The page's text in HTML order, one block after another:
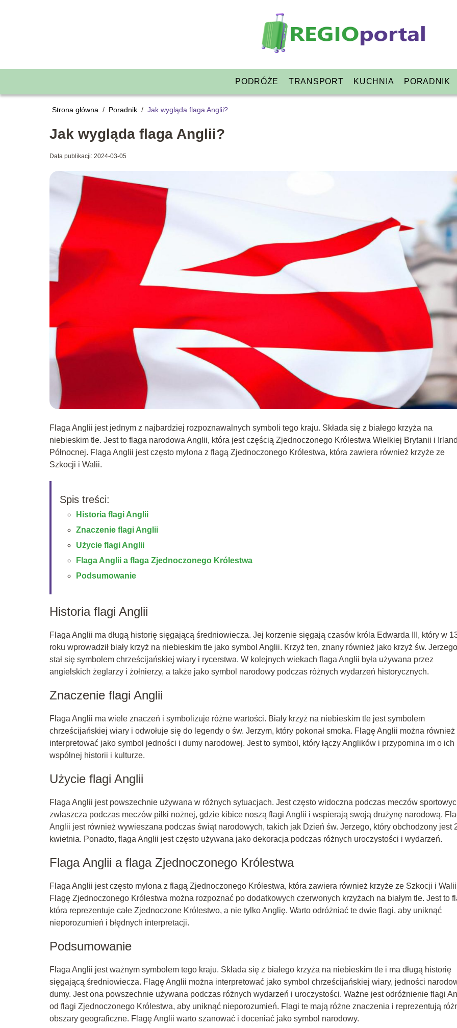
PODRÓŻE TRANSPORT KUCHNIA PORADNIK
Strona główna / Poradnik / Jak wygląda flaga Anglii?
Jak wygląda flaga Anglii?
Data publikacji: 2024-03-05
Flaga Anglii jest jednym z najbardziej rozpoznawalnych symboli tego kraju. Składa się z białego krzyża na
niebieskim tle. Jest to flaga narodowa Anglii, która jest częścią Zjednoczonego Królestwa Wielkiej Brytanii i
Północnej. Flaga Anglii jest często mylona z flagą Zjednoczonego Królestwa, która zawiera również krzyże ze
Szkocji i Walii.
Spis treści:
Historia flagi Anglii
Znaczenie flagi Anglii
Użycie flagi Anglii
Flaga Anglii a flaga Zjednoczonego Królestwa
Podsumowanie
Historia flagi Anglii
Flaga Anglii ma długą historię sięgającą średniowiecza. Jej korzenie sięgają czasów króla Edwarda III, który w
roku wprowadził biały krzyż na niebieskim tle jako symbol Anglii. Krzyż ten, znany również jako krzyż św.
stał się symbolem chrześcijańskiej wiary i rycerstwa. W kolejnych wiekach flaga Anglii była używana przez
angielskich żeglarzy i żołnierzy, a także jako symbol narodowy podczas różnych wydarzeń historycznych.
Znaczenie flagi Anglii
Flaga Anglii ma wiele znaczeń i symbolizuje różne wartości. Biały krzyż na niebieskim tle jest symbolem
chrześcijańskiej wiary i odwołuje się do legendy o św. Jerzym, który pokonał smoka. Flagę Anglii można również
interpretować jako symbol jedności i dumy narodowej. Jest to symbol, który łączy Anglików i przypomina im o ich
wspólnej historii i kulturze.
Użycie flagi Anglii
Flaga Anglii jest powszechnie używana w różnych sytuacjach. Jest często widoczna podczas meczów
zwłaszcza podczas meczów piłki nożnej, gdzie kibice noszą flagi Anglii i wspierają swoją drużynę narodową.
Anglii jest również wywieszana podczas świąt narodowych, takich jak Dzień św. Jerzego, który obchodzony jest
kwietnia. Ponadto, flaga Anglii jest często używana jako dekoracja podczas różnych uroczystości i wydarzeń.
Flaga Anglii a flaga Zjednoczonego Królestwa
Flaga Anglii jest często mylona z flagą Zjednoczonego Królestwa, która zawiera również krzyże ze Szkocji i
Flagę Zjednoczonego Królestwa można rozpoznać po dodatkowych czerwonych krzyżach na białym tle. Jest to
która reprezentuje całe Zjednoczone Królestwo, a nie tylko Anglię. Warto odróżniać te dwie flagi, aby uniknąć
nieporozumień i błędnych interpretacji.
Podsumowanie
Flaga Anglii jest ważnym symbolem tego kraju. Składa się z białego krzyża na niebieskim tle i ma długą historię
sięgającą średniowiecza. Flagę Anglii można interpretować jako symbol chrześcijańskiej wiary, jedności
dumy. Jest ona powszechnie używana podczas różnych wydarzeń i uroczystości. Ważne jest odróżnienie flagi
od flagi Zjednoczonego Królestwa, aby uniknąć nieporozumień. Flagi te mają różne znaczenia i reprezentują
obszary geograficzne. Flagę Anglii warto szanować i doceniać jako symbol narodowy.